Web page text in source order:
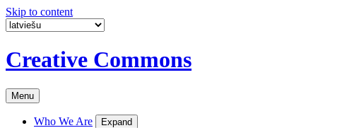
Skip to content
Creative Commons
Menu
Who We Are Expand